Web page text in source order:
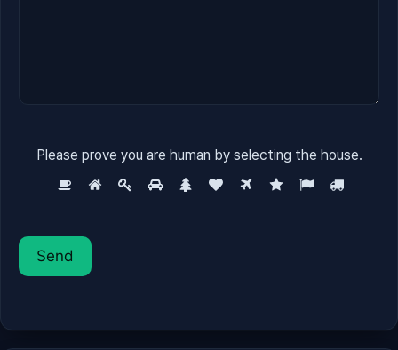
Please prove you are human by selecting the house.